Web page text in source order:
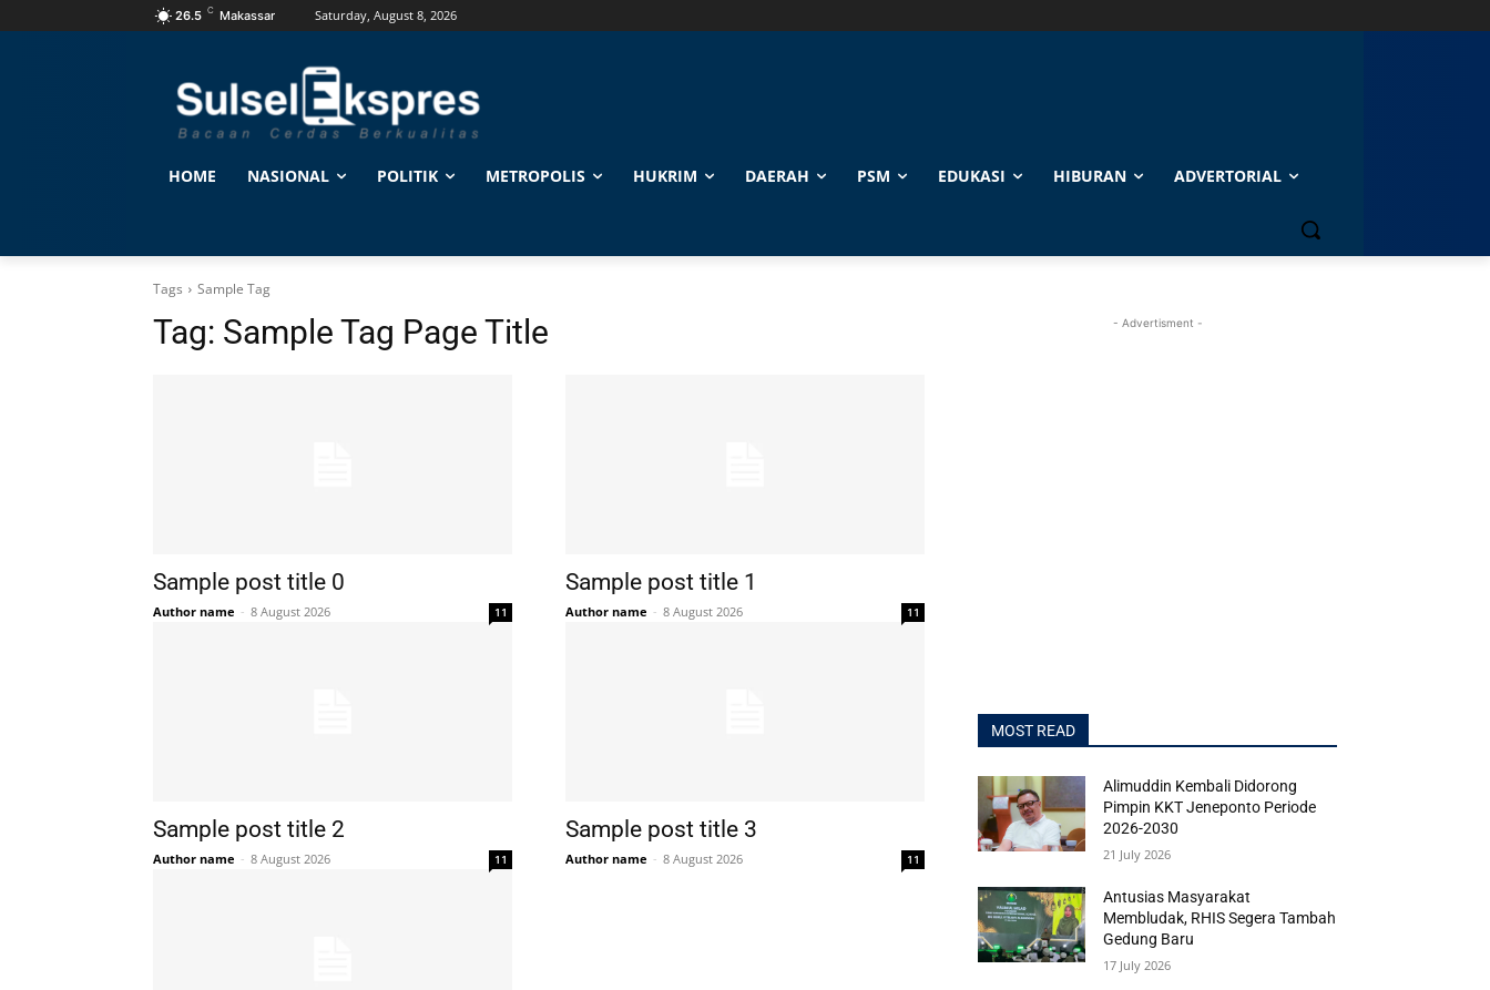
26.5 C Makassar Saturday, August 8, 2026
HOME NASIONAL POLITIK METROPOLIS HUKRIM DAERAH PSM EDUKASI HIBURAN ADVERTORIAL
Tags Sample Tag
Tag: Sample Tag Page Title
Sample post title 0
Author name - 8 August 2026 11
Sample post title 1
Author name - 8 August 2026 11
Sample post title 2
Author name - 8 August 2026 11
Sample post title 3
Author name - 8 August 2026 11
- Advertisment -
MOST READ
Alimuddin Kembali Didorong
Pimpin KKT Jeneponto Periode
2026-2030
21 July 2026
Antusias Masyarakat
Membludak, RHIS Segera Tambah
Gedung Baru
17 July 2026